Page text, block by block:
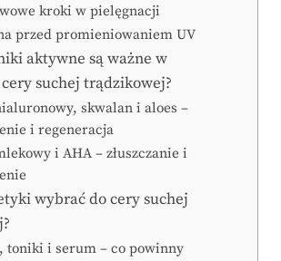
kroki w pielęgnacji
przed promieniowaniem UV
aktywne są ważne w
suchej trądzikowej?
skwalan i aloes –
i regeneracja
i AHA – złuszczanie i
wybrać do cery suchej
toniki i serum – co powinny